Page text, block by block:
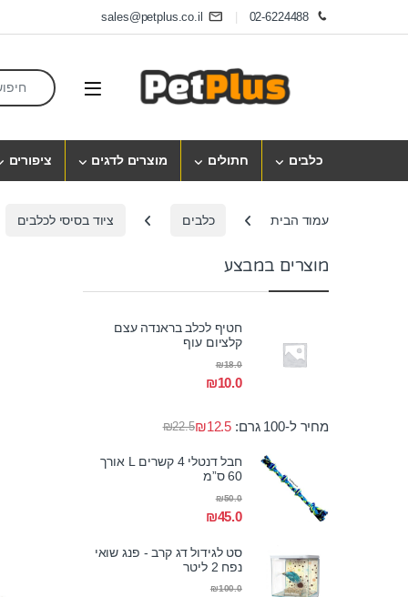
Skip to navigation
02-6224488
sales@petplus.co.il
Open
Search for:
כלבים חתולים מוצרים לדגים ציפורים
עמוד הבית כלבים ציוד בסיסי לכלבים
מוצרים במבצע
חטיף לכלב בראנדה עצם
קלציום עוף
₪10.0
₪18.0
מחיר ל-100 גרם: ₪22.5₪12.5
חבל דנטלי 4 קשרים L אורך
60 ס”מ
₪45.0
₪50.0
סט לגידול דג קרב - פנג שואי
נפח 2 ליטר
₪100.0